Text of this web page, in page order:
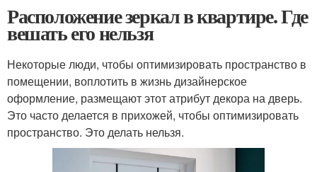
Расположение зеркал в квартире. Где
вешать его нельзя
Некоторые люди, чтобы оптимизировать пространство в
помещении, воплотить в жизнь дизайнерское
оформление, размещают этот атрибут декора на дверь.
Это часто делается в прихожей, чтобы оптимизировать
пространство. Это делать нельзя.